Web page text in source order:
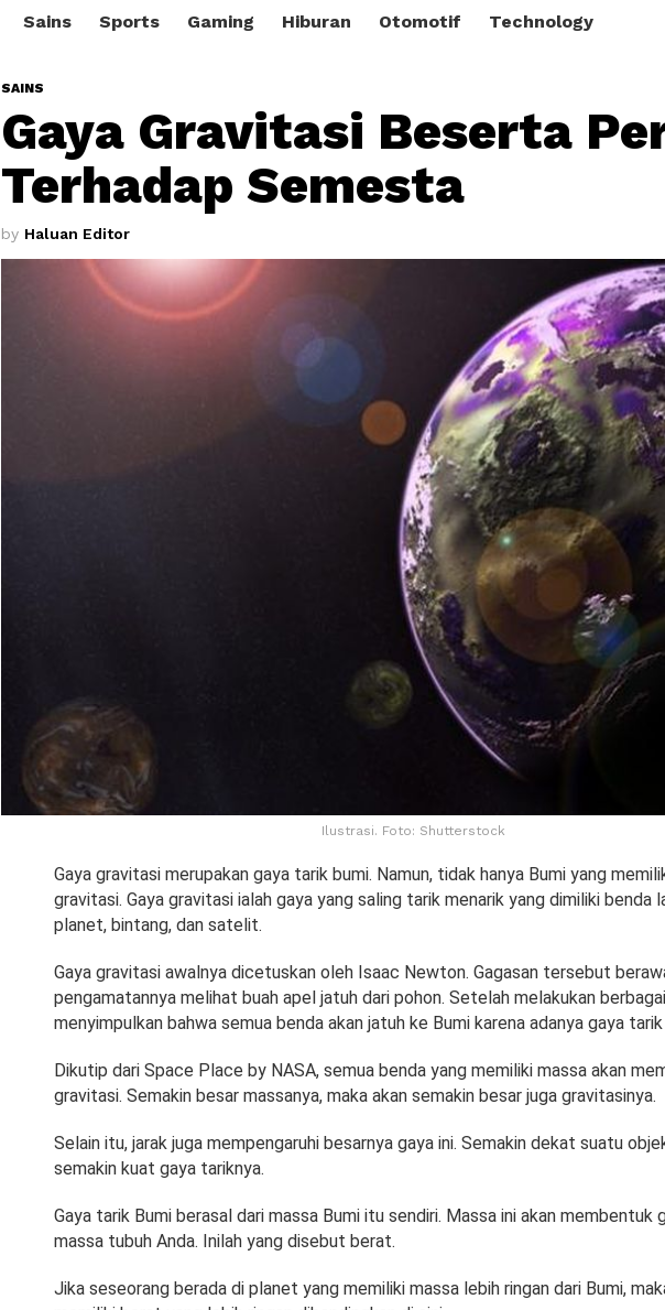
Sains Sports Gaming Hiburan Otomotif Technology
SAINS
Gaya Gravitasi Beserta
Terhadap Semesta
by Haluan Editor
Ilustrasi. Foto: Shutterstock
Gaya gravitasi merupakan gaya tarik bumi. Namun, tidak hanya Bumi yang
gravitasi. Gaya gravitasi ialah gaya yang saling tarik menarik yang dimiliki benda
planet, bintang, dan satelit.
Gaya gravitasi awalnya dicetuskan oleh Isaac Newton. Gagasan tersebut
pengamatannya melihat buah apel jatuh dari pohon. Setelah melakukan
menyimpulkan bahwa semua benda akan jatuh ke Bumi karena adanya gaya tarik
Dikutip dari Space Place by NASA, semua benda yang memiliki massa akan
gravitasi. Semakin besar massanya, maka akan semakin besar juga gravitasinya.
Selain itu, jarak juga mempengaruhi besarnya gaya ini. Semakin dekat suatu
semakin kuat gaya tariknya.
Gaya tarik Bumi berasal dari massa Bumi itu sendiri. Massa ini akan membentuk
massa tubuh Anda. Inilah yang disebut berat.
Jika seseorang berada di planet yang memiliki massa lebih ringan dari Bumi,